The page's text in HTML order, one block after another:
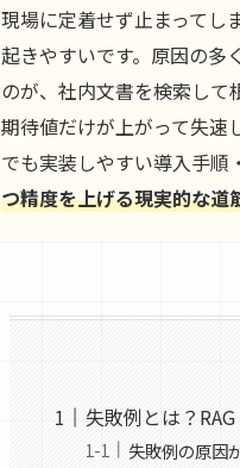
現場に定着せず止まってし
起きやすいです。原因の多
のが、社内文書を検索して
期待値だけが上がって失速
でも実装しやすい導入手順
つ精度を上げる現実的な道
失敗例とは？
失敗例の原因